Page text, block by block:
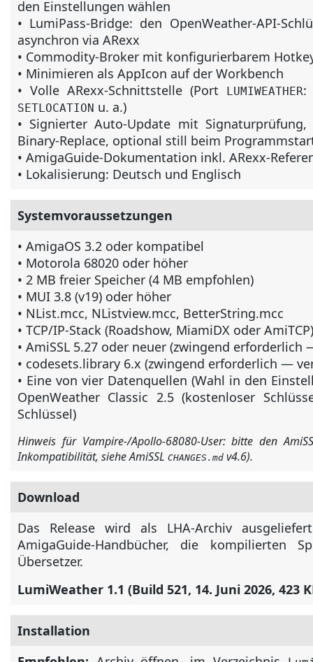
den Einstellungen wählen
• LumiPass-Bridge: den OpenWeather-API-
asynchron via ARexx
• Commodity-Broker mit konfigurierbarem
• Minimieren als AppIcon auf der Workbench
• Volle ARexx-Schnittstelle (Port
LUMIWEATHER
SETLOCATION u. a.)
• Signierter Auto-Update mit
Binary-Replace, optional still beim
• AmigaGuide-Dokumentation inkl. ARexx-
• Lokalisierung: Deutsch und Englisch
Systemvoraussetzungen
• AmigaOS 3.2 oder kompatibel
• Motorola 68020 oder höher
• 2 MB freier Speicher (4 MB empfohlen)
• MUI 3.8 (v19) oder höher
• NList.mcc, NListview.mcc, BetterString.mcc
• TCP/IP-Stack (Roadshow, MiamiDX oder AmiTCP)
• AmiSSL 5.27 oder neuer (zwingend
• codesets.library 6.x (zwingend erforderlich —
• Eine von vier Datenquellen (Wahl in den
OpenWeather Classic 2.5 (kostenloser
Schlüssel)
Hinweis für Vampire-/Apollo-68080-User: bitte den
Inkompatibilität, siehe AmiSSL CHANGES.md v4.6).
Download
Das Release wird als LHA-Archiv
AmigaGuide-Handbücher, die kompilierten
Übersetzer.
LumiWeather 1.1 (Build 521, 14. Juni 2026, 423
Installation